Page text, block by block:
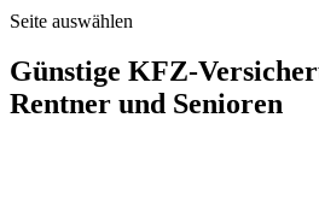
Seite auswählen
Günstige KFZ-
Rentner und Senioren